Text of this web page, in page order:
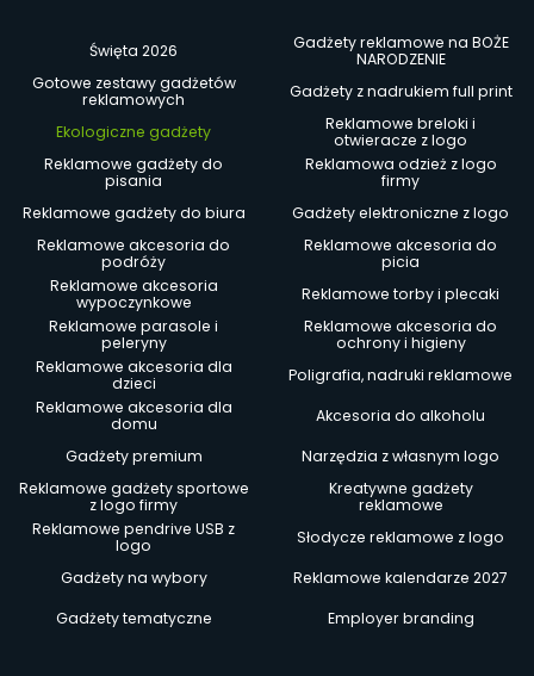
Święta 2026
Gadżety reklamowe na BOŻE
NARODZENIE
Gotowe zestawy gadżetów
reklamowych
Gadżety z nadrukiem full print
Ekologiczne gadżety
Reklamowe breloki i
otwieracze z logo
Reklamowe gadżety do
pisania
Reklamowa odzież z logo
firmy
Reklamowe gadżety do biura
Gadżety elektroniczne z logo
Reklamowe akcesoria do
podróży
Reklamowe akcesoria do
picia
Reklamowe akcesoria
wypoczynkowe
Reklamowe torby i plecaki
Reklamowe parasole i
peleryny
Reklamowe akcesoria do
ochrony i higieny
Reklamowe akcesoria dla
dzieci
Poligrafia, nadruki reklamowe
Reklamowe akcesoria dla
domu
Akcesoria do alkoholu
Gadżety premium
Narzędzia z własnym logo
Reklamowe gadżety sportowe
z logo firmy
Kreatywne gadżety
reklamowe
Reklamowe pendrive USB z
logo
Słodycze reklamowe z logo
Gadżety na wybory
Reklamowe kalendarze 2027
Gadżety tematyczne
Employer branding